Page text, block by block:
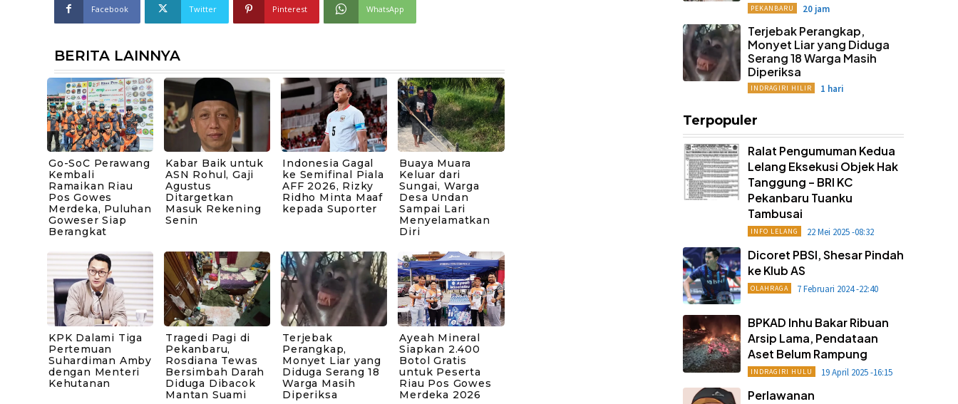
Facebook Twitter Pinterest WhatsApp
BERITA LAINNYA
Go-SoC Perawang
Kembali
Ramaikan Riau
Pos Gowes
Merdeka, Puluhan
Goweser Siap
Berangkat
Kabar Baik untuk
ASN Rohul, Gaji
Agustus
Ditargetkan
Masuk Rekening
Senin
Indonesia Gagal
ke Semifinal Piala
AFF 2026, Rizky
Ridho Minta Maaf
kepada Suporter
Buaya Muara
Keluar dari
Sungai, Warga
Desa Undan
Sampai Lari
Menyelamatkan
Diri
KPK Dalami Tiga
Pertemuan
Suhardiman Amby
dengan Menteri
Kehutanan
Tragedi Pagi di
Pekanbaru,
Rosdiana Tewas
Bersimbah Darah
Diduga Dibacok
Mantan Suami
Terjebak
Perangkap,
Monyet Liar yang
Diduga Serang 18
Warga Masih
Diperiksa
Ayeah Mineral
Siapkan 2.400
Botol Gratis
untuk Peserta
Riau Pos Gowes
Merdeka 2026
PEKANBARU 20 jam
Terjebak Perangkap,
Monyet Liar yang Diduga
Serang 18 Warga Masih
Diperiksa
INDRAGIRI HILIR 1 hari
Terpopuler
Ralat Pengumuman Kedua
Lelang Eksekusi Objek Hak
Tanggung – BRI KC
Pekanbaru Tuanku
Tambusai
INFO LELANG 22 Mei 2025 -08:32
Dicoret PBSI, Shesar Pindah
ke Klub AS
OLAHRAGA 7 Februari 2024 -22:40
BPKAD Inhu Bakar Ribuan
Arsip Lama, Pendataan
Aset Belum Rampung
INDRAGIRI HULU 19 April 2025 -16:15
Perlawanan